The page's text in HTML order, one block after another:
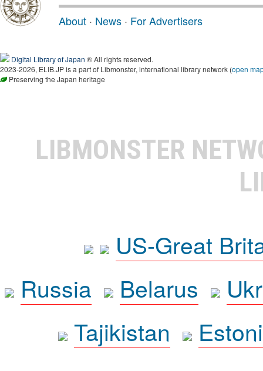
About · News · For Advertisers
Digital Library of Japan ® All rights reserved.
2023-2026, ELIB.JP is a part of Libmonster, international library network (open
Preserving the Japan heritage
LIBMONSTER
US-Great
Russia
Belarus
Tajikistan